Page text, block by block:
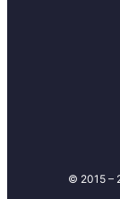
© 2015 –